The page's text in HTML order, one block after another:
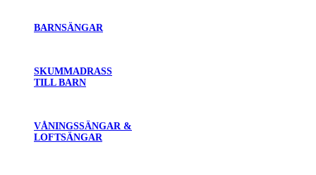
BARNSÄNGAR
SKUMMADRASS
TILL BARN
VÅNINGSSÄNGAR &
LOFTSÄNGAR